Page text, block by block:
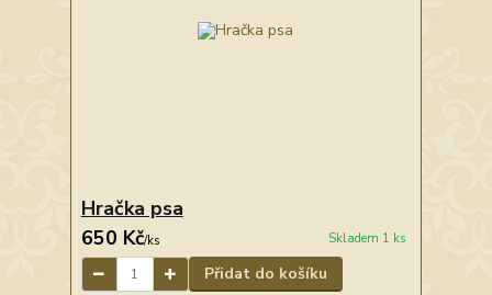
Hračka psa
650 Kč/ks Skladem 1 ks
Přidat do košíku